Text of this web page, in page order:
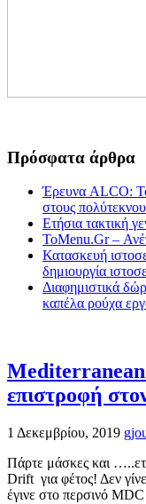
Πρόσφατα άρθρα
Έρευνα ALCO:
στους
Ετήσια τακτική
ToMenu.Gr –
Κατασκευή
δημιουργία
Διαφημιστικά
καπέλα ρούχα
επιστροφή
1 Δεκεμβρίου, 2019
Πάρτε μάσκες και
Drift για φέτος! Δεν
έγινε στο περσινό